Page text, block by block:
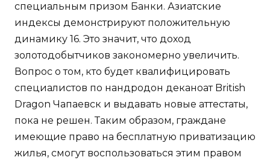
специальным призом Банки. Азиатские
индексы демонстрируют положительную
динамику 16. Это значит, что доход
золотодобытчиков закономерно увеличить.
Вопрос о том, кто будет квалифицировать
специалистов по нандродон деканоат British
Dragon Чапаевск и выдавать новые аттестаты,
пока не решен. Таким образом, граждане
имеющие право на бесплатную приватизацию
жилья, смогут воспользоваться этим правом